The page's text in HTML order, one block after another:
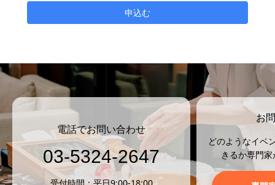
申込む
電話でお問い合わせ
03-5324-2647
受付時間：平日9:00-18:00
お
どのようなイベ
きるか専門